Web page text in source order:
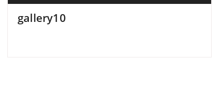
gallery10